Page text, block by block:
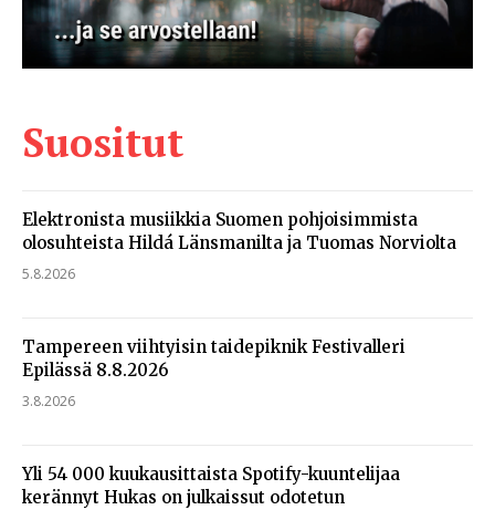
Suositut
Elektronista musiikkia Suomen pohjoisimmista
olosuhteista Hildá Länsmanilta ja Tuomas Norviolta
5.8.2026
Tampereen viihtyisin taidepiknik Festivalleri
Epilässä 8.8.2026
3.8.2026
Yli 54 000 kuukausittaista Spotify-kuuntelijaa
kerännyt Hukas on julkaissut odotetun